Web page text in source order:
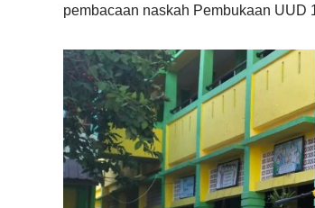
pembacaan naskah Pembukaan UUD